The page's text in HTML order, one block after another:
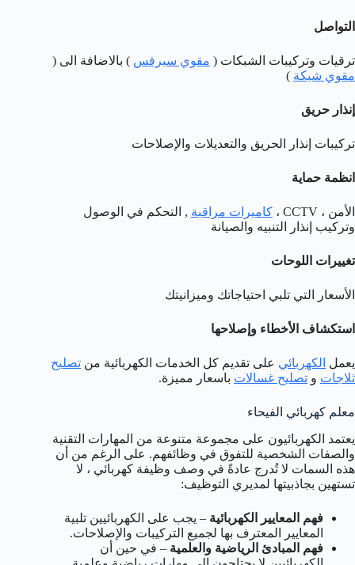
التواصل
ترقيات وتركيبات الشبكات ( مقوي سيرفس ) بالاضافة الى (
مقوي شبكة )
إنذار حريق
تركيبات إنذار الحريق والتعديلات والإصلاحات
انظمة حماية
الأمن ، CCTV ، كاميرات مراقبة , التحكم في الوصول
وتركيب إنذار التنبيه والصيانة
تغييرات اللوحات
الأسعار التي تلبي احتياجاتك وميزانيتك
استكشاف الأخطاء وإصلاحها
يعمل الكهربائي على تقديم كل الخدمات الكهربائية من تصليح
ثلاجات و تصليح غسالات باسعار مميزة.
معلم كهربائي الفيحاء
يعتمد الكهربائيون على مجموعة متنوعة من المهارات التقنية
والصفات الشخصية للتفوق في وظائفهم. على الرغم من أن
هذه السمات لا تُدرج عادةً في وصف وظيفة كهربائي ، لا
تستهين بجاذبيتها لمديري التوظيف:
فهم المعايير الكهربائية – يجب على الكهربائيين تلبية
المعايير المعترف بها لجميع التركيبات والإصلاحات.
فهم المبادئ الرياضية والعلمية – في حين أن